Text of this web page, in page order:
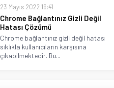
23 Mayıs 2022 19:41
Chrome Bağlantınız Gizli Değil
Hatası Çözümü
Chrome bağlantınız gizli değil hatası
sıklıkla kullanıcıların karşısına
çıkabilmektedir. Bu...